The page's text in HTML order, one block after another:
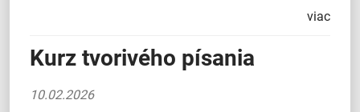
viac
Kurz tvorivého písania
10.02.2026